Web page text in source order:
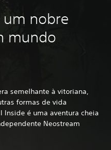
um nobre
mundo
semelhante à vitoriana,
formas de vida
Inside é uma aventura cheia
Neostream